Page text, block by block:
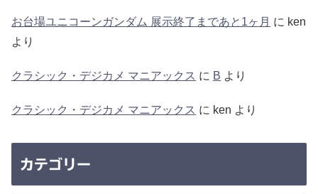
お台場ユニコーンガンダム 展示終了まであと1ヶ月 に ken
より
クラシック・デジカメ マニアックス に B より
クラシック・デジカメ マニアックス に ken より
カテゴリー